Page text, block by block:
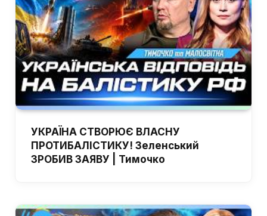
УКРАЇНА СТВОРЮЄ ВЛАСНУ
ПРОТИБАЛІСТИКУ! Зеленський
ЗРОБИВ ЗАЯВУ | Тимочко